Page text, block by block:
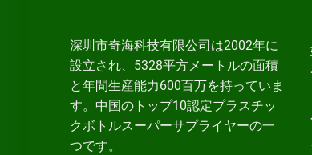
深圳市奇海科技有限公司は2002年に
設立され、5328平方メートルの面積
と年間生産能力600百万を持っていま
す。中国のトップ10認定プラスチッ
クボトルスーパーサプライヤーの一
つです。